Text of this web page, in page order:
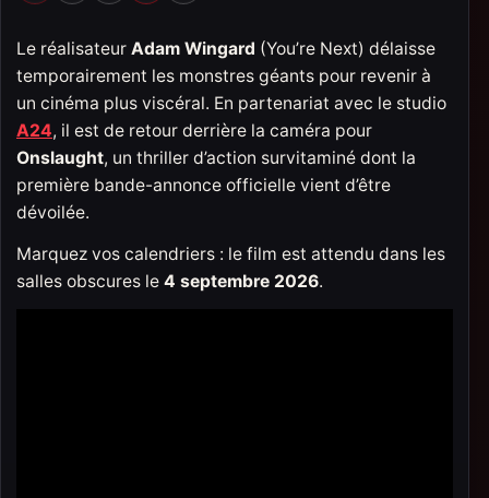
Le réalisateur Adam Wingard (You’re Next) délaisse
temporairement les monstres géants pour revenir à
un cinéma plus viscéral. En partenariat avec le studio
A24, il est de retour derrière la caméra pour
Onslaught, un thriller d’action survitaminé dont la
première bande-annonce officielle vient d’être
dévoilée.
Marquez vos calendriers : le film est attendu dans les
salles obscures le 4 septembre 2026.